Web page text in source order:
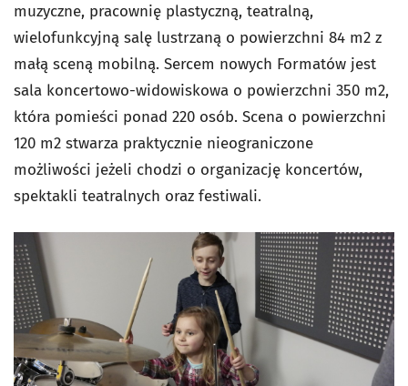
muzyczne, pracownię plastyczną, teatralną,
wielofunkcyjną salę lustrzaną o powierzchni 84 m2 z
małą sceną mobilną. Sercem nowych Formatów jest
sala koncertowo-widowiskowa o powierzchni 350 m2,
która pomieści ponad 220 osób. Scena o powierzchni
120 m2 stwarza praktycznie nieograniczone
możliwości jeżeli chodzi o organizację koncertów,
spektakli teatralnych oraz festiwali.